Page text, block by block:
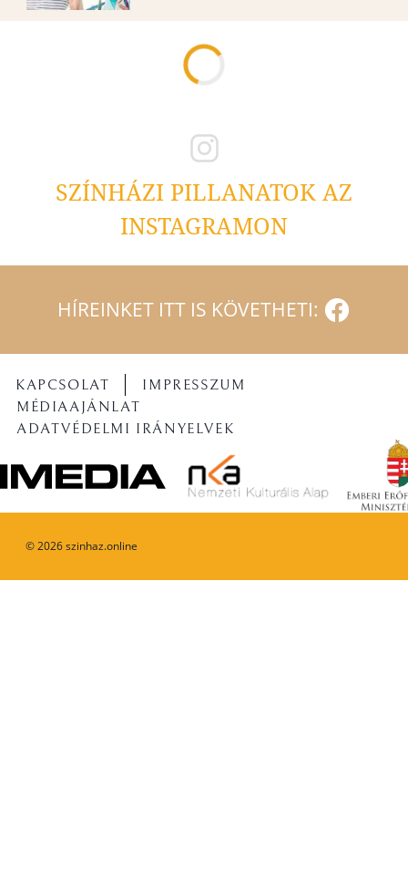
SZÍNHÁZI PILLANATOK AZ
INSTAGRAMON
HÍREINKET ITT IS KÖVETHETI:
©2026szinhaz.online
KAPCSOLAT
IMPRESSZUM
MÉDIAAJÁNLAT
ADATVÉDELMI IRÁNYELVEK